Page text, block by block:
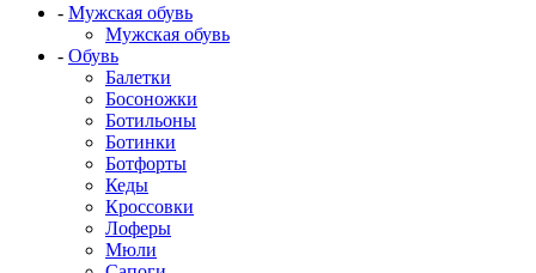
- Мужская обувь
Мужская обувь
- Обувь
Балетки
Босоножки
Ботильоны
Ботинки
Ботфорты
Кеды
Кроссовки
Лоферы
Мюли